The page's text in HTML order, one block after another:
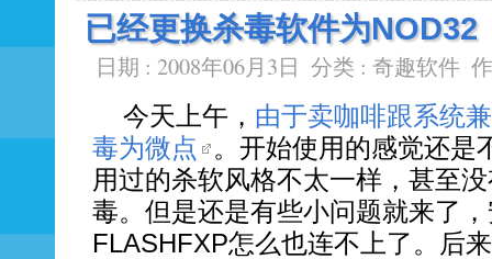
已经更换杀毒软件为NOD32
日期 : 2008年06月3日 分类 : 奇趣软件
今天上午， 由于卖咖啡跟系统
毒为微点
。开始使用的感觉还是
用过的杀软风格不太一样，甚至
毒。但是还是有些小问题就来了
FLASHFXP怎么也连不上了。后